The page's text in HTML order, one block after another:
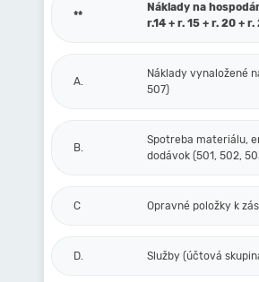
**
Náklady na
r.14 + r. 15 + r. 20 +
A.
Náklady vynaložené
507)
B.
Spotreba materiálu,
dodávok (501, 502,
C Opravné položky k
D. Služby (účtová